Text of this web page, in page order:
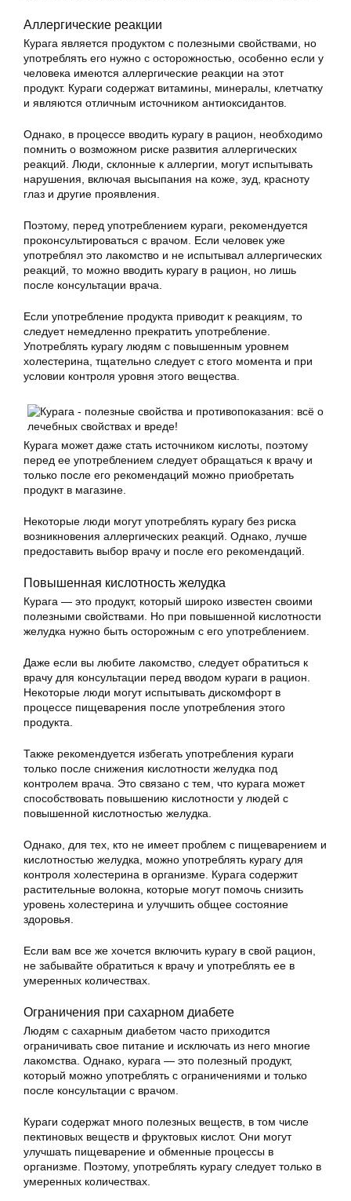
Аллергические реакции
Курага является продуктом с полезными свойствами, но
употреблять его нужно с осторожностью, особенно если у
человека имеются аллергические реакции на этот
продукт. Кураги содержат витамины, минералы, клетчатку
и являются отличным источником антиоксидантов.
Однако, в процессе вводить курагу в рацион, необходимо
помнить о возможном риске развития аллергических
реакций. Люди, склонные к аллергии, могут испытывать
нарушения, включая высыпания на коже, зуд, красноту
глаз и другие проявления.
Поэтому, перед употреблением кураги, рекомендуется
проконсультироваться с врачом. Если человек уже
употреблял это лакомство и не испытывал аллергических
реакций, то можно вводить курагу в рацион, но лишь
после консультации врача.
Если употребление продукта приводит к реакциям, то
следует немедленно прекратить употребление.
Употреблять курагу людям с повышенным уровнем
холестерина, тщательно следует с εтοго момента и при
условии контроля уровня этого вещества.
Курага может даже стать источником кислоты, поэтому
перед ее употреблением следует обращаться к врачу и
только после его рекомендаций можно приобретать
продукт в магазине.
Некоторые люди могут употреблять курагу без риска
возникновения аллергических реакций. Однако, лучше
предоставить выбор врачу и после его рекомендаций.
Повышенная кислотность желудка
Курага — это продукт, который широко известен своими
полезными свойствами. Но при повышенной кислотности
желудка нужно быть осторожным с его употреблением.
Даже если вы любите лакомство, следует обратиться к
врачу для консультации перед вводом кураги в рацион.
Некоторые люди могут испытывать дискомфорт в
процессе пищеварения после употребления этого
продукта.
Также рекомендуется избегать употребления кураги
только после снижения кислотности желудка под
контролем врача. Это связано с тем, что курага может
способствовать повышению кислотности у людей с
повышенной кислотностью желудка.
Однако, для тех, кто не имеет проблем с пищеварением и
кислотностью желудка, можно употреблять курагу для
контроля холестерина в организме. Курага содержит
растительные волокна, которые могут помочь снизить
уровень холестерина и улучшить общее состояние
здоровья.
Если вам все же хочется включить курагу в свой рацион,
не забывайте обратиться к врачу и употреблять ее в
умеренных количествах.
Ограничения при сахарном диабете
Людям с сахарным диабетом часто приходится
ограничивать свое питание и исключать из него многие
лакомства. Однако, курага — это полезный продукт,
который можно употреблять с ограничениями и только
после консультации с врачом.
Кураги содержат много полезных веществ, в том числе
пектиновых веществ и фруктовых кислот. Они могут
улучшать пищеварение и обменные процессы в
организме. Поэтому, употреблять курагу следует только в
умеренных количествах.